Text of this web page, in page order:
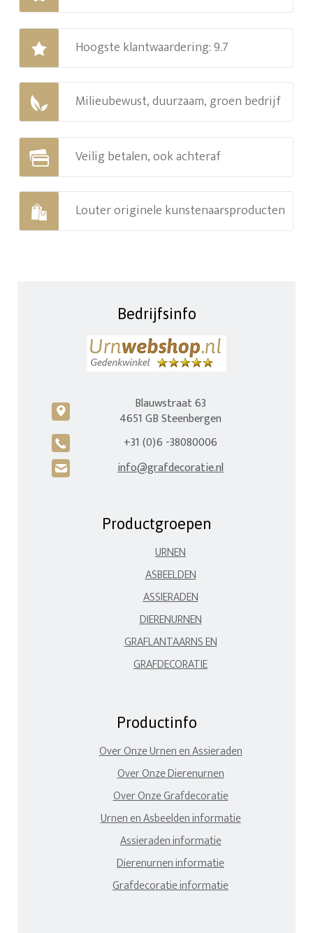
Hoogste klantwaardering: 9.7
Milieubewust, duurzaam, groen bedrijf
Veilig betalen, ook achteraf
Louter originele kunstenaarsproducten
Bedrijfsinfo
c
Blauwstraat 63
4651 GB Steenbergen
A +31 (0)6 -38080006
H info@grafdecoratie.nl
Productgroepen
URNEN
ASBEELDEN
ASSIERADEN
DIERENURNEN
GRAFLANTAARNS EN
GRAFDECORATIE
Productinfo
Over Onze Urnen en Assieraden
Over Onze Dierenurnen
Over Onze Grafdecoratie
Urnen en Asbeelden informatie
Assieraden informatie
Dierenurnen informatie
Grafdecoratie informatie